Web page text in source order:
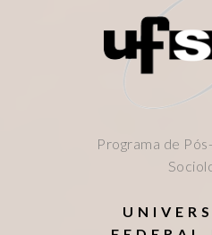
Programa de